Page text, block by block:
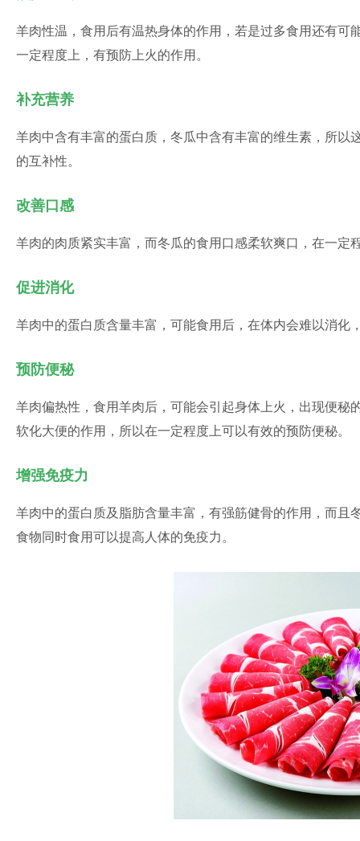
羊肉性温，食用后有温热身体的作用，若是过多食用还有
一定程度上，有预防上火的作用。
补充营养
羊肉中含有丰富的蛋白质，冬瓜中含有丰富的维生素，所
的互补性。
改善口感
羊肉的肉质紧实丰富，而冬瓜的食用口感柔软爽口，在一定
促进消化
羊肉中的蛋白质含量丰富，可能食用后，在体内会难以消化
预防便秘
羊肉偏热性，食用羊肉后，可能会引起身体上火，出现便
软化大便的作用，所以在一定程度上可以有效的预防便秘。
增强免疫力
羊肉中的蛋白质及脂肪含量丰富，有强筋健骨的作用，而
食物同时食用可以提高人体的免疫力。